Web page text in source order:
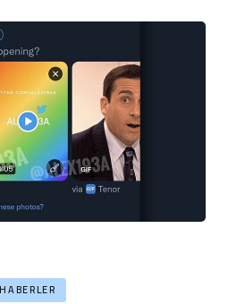
HABERLER